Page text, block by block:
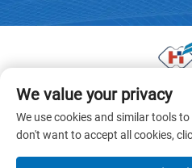
© 2025 Донггуан Хуая
компаниясының барлық
саясаты
We value your privacy
We use cookies and similar tools
don't want to accept all cookies,